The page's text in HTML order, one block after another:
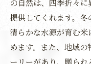
の自然は、四季折々
提供してくれます。冬
清らかな水源が育む
めます。また、地域
ーリーがあり、贈ら